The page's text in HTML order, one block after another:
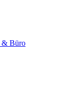
& Büro